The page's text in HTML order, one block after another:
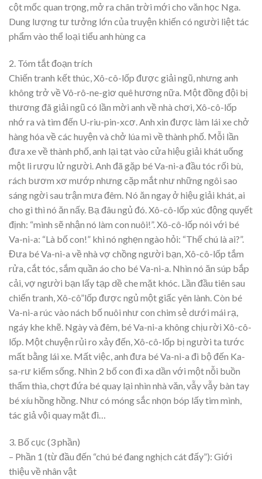
cột mốc quan trọng, mở ra chân trời mới cho văn học Nga.
Dung lượng tư tưởng lớn của truyện khiến có người liệt tác
phẩm vào thể loại tiểu anh hùng ca
2. Tóm tắt đoạn trích
Chiến tranh kết thúc, Xô-cô-lốp được giải ngũ, nhưng anh
không trở về Vô-rô-ne-giơ quê hương nữa. Một đồng đội bị
thương đã giải ngũ có lần mời anh về nhà chơi, Xô-cô-lốp
nhớ ra và tìm đến U-riu-pin-xcơ. Anh xin được làm lái xe chở
hàng hóa về các huyện và chở lúa mì về thành phố. Mỗi lần
đưa xe về thành phố, anh lại tạt vào cửa hiệu giải khát uống
một li rượu lử người. Anh đã gặp bé Va-ni-a đầu tóc rối bù,
rách bươm xơ mướp nhưng cặp mắt như những ngôi sao
sáng ngời sau trận mưa đêm. Nó ăn ngay ở hiệu giải khát, ai
cho gì thì nó ăn nấy. Bạ đâu ngủ đó. Xô-cô-lốp xúc động quyết
định: “mình sẽ nhận nó làm con nuôi!”. Xô-cô-lốp nói với bé
Va-ni-a: “Là bố con!” khi nó nghẹn ngào hỏi: “Thế chú là ai?”.
Đưa bé Va-ni-a về nhà vợ chồng người bạn, Xô-cô-lốp tắm
rửa, cắt tóc, sắm quần áo cho bé Va-ni-a. Nhìn nó ăn súp bắp
cải, vợ người bạn lấy tạp dề che mặt khóc. Lần đầu tiên sau
chiến tranh, Xô-cô”lốp được ngủ một giấc yên lành. Còn bé
Va-ni-a rúc vào nách bố nuôi như con chim sẻ dưới mái rạ,
ngáy khe khẽ. Ngày và đêm, bé Va-ni-a không chịu rời Xô-cô-
lốp. Một chuyện rủi ro xảy đến, Xô-cô-lốp bị người ta tước
mất bằng lái xe. Mất việc, anh đưa bé Va-ni-a đi bộ đến Ka-
sa-rư kiếm sống. Nhìn 2 bố con đi xa dần với một nỗi buồn
thấm thìa, chợt đứa bé quay lại nhìn nhà văn, vẫy vẫy bàn tay
bé xíu hồng hồng. Như có móng sắc nhọn bóp lấy tim mình,
tác giả vội quay mặt đi…
3. Bố cục (3 phần)
– Phần 1 (từ đầu đến “chú bé đang nghịch cát đấy”): Giới
thiệu về nhân vật